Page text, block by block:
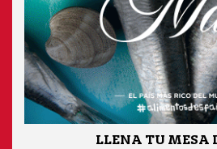
LLENA TU MESA